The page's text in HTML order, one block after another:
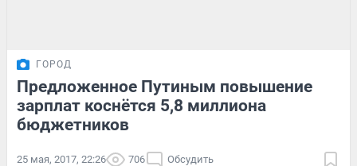
ГОРОД
Предложенное Путиным повышение
зарплат коснётся 5,8 миллиона
бюджетников
25 мая, 2017, 22:26 706 Обсудить